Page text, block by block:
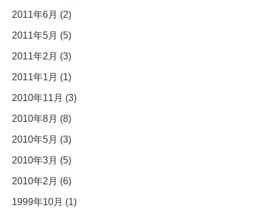
2011年6月 (2)
2011年5月 (5)
2011年2月 (3)
2011年1月 (1)
2010年11月 (3)
2010年8月 (8)
2010年5月 (3)
2010年3月 (5)
2010年2月 (6)
1999年10月 (1)